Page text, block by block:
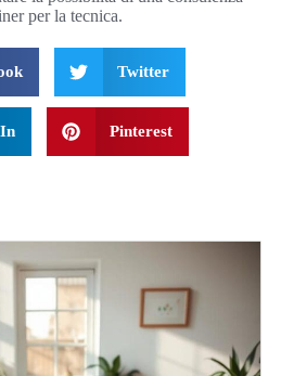
per la tecnica.
Twitter
Pinterest